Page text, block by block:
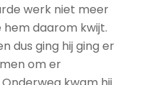
werk niet meer
hem daarom kwijt.
dus ging hij ging er
om er